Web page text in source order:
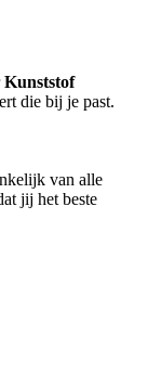
Kunststof
die bij je past.
van alle
jij het beste